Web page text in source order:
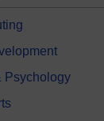
Psychology